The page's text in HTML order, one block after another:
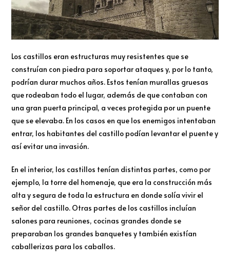
Los castillos eran estructuras muy resistentes que se
construían con piedra para soportar ataques y, por lo tanto,
podrían durar muchos años. Estos tenían murallas gruesas
que rodeaban todo el lugar, además de que contaban con
una gran puerta principal, a veces protegida por un puente
que se elevaba. En los casos en que los enemigos intentaban
entrar, los habitantes del castillo podían levantar el puente y
así evitar una invasión.
En el interior, los castillos tenían distintas partes, como por
ejemplo, la torre del homenaje, que era la construcción más
alta y segura de toda la estructura en donde solía vivir el
señor del castillo. Otras partes de los castillos incluían
salones para reuniones, cocinas grandes donde se
preparaban los grandes banquetes y también existían
caballerizas para los caballos.